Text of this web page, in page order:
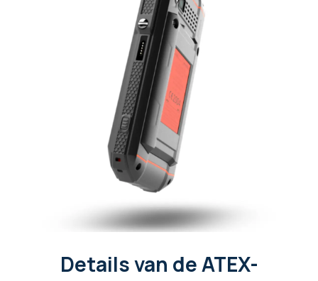
Details van de ATEX-